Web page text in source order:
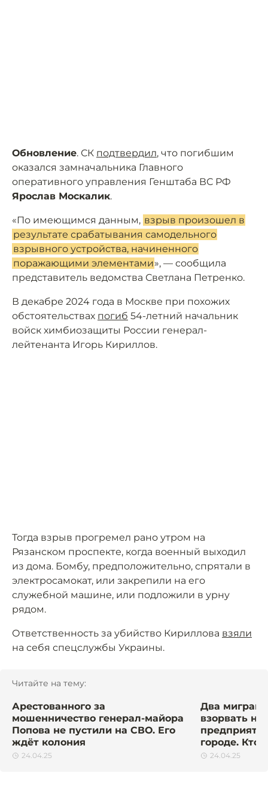
Обновление. СК подтвердил, что погибшим
оказался замначальника Главного
оперативного управления Генштаба ВС РФ
Ярослав Москалик.
«По имеющимся данным, взрыв произошел в
результате срабатывания самодельного
взрывного устройства, начиненного
поражающими элементами», — сообщила
представитель ведомства Светлана Петренко.
В декабре 2024 года в Москве при похожих
обстоятельствах погиб 54-летний начальник
войск химбиозащиты России генерал-
лейтенанта Игорь Кириллов.
Тогда взрыв прогремел рано утром на
Рязанском проспекте, когда военный выходил
из дома. Бомбу, предположительно, спрятали в
электросамокат, или закрепили на его
служебной машине, или подложили в урну
рядом.
Ответственность за убийство Кириллова взяли
на себя спецслужбы Украины.
Читайте на тему:
Арестованного за
мошенничество генерал-майора
Попова не пустили на СВО. Его
ждёт колония
24.04.25
Два
взорвать
городе. Кто
24.04.25